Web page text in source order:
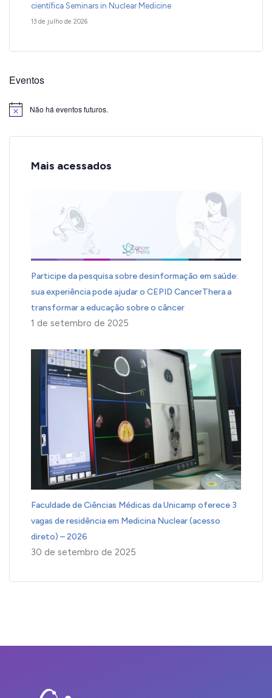
científica Seminars in Nuclear Medicine
13 de julho de 2026
Eventos
Notice Não há eventos futuros.
Mais acessados
Participe da pesquisa sobre desinformação em saúde:
sua experiência pode ajudar o CEPID CancerThera a
transformar a educação sobre o câncer
1 de setembro de 2025
Faculdade de Ciências Médicas da Unicamp oferece 3
vagas de residência em Medicina Nuclear (acesso
direto) – 2026
30 de setembro de 2025